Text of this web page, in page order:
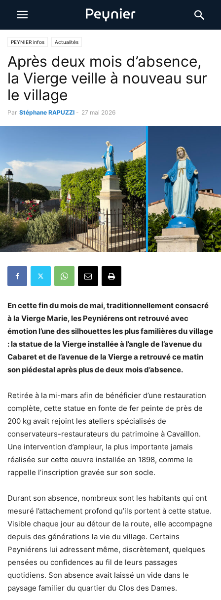
PEYNIER infos Actualités
Après deux mois d’absence,
la Vierge veille à nouveau sur
le village
Par Stéphane RAPUZZI - 27 mai 2026
En cette fin du mois de mai, traditionnellement consacré
à la Vierge Marie, les Peyniérens ont retrouvé avec
émotion l’une des silhouettes les plus familières du village
: la statue de la Vierge installée à l’angle de l’avenue du
Cabaret et de l’avenue de la Vierge a retrouvé ce matin
son piédestal après plus de deux mois d’absence.
Retirée à la mi-mars afin de bénéficier d’une restauration
complète, cette statue en fonte de fer peinte de près de
200 kg avait rejoint les ateliers spécialisés de
conservateurs-restaurateurs du patrimoine à Cavaillon.
Une intervention d’ampleur, la plus importante jamais
réalisée sur cette œuvre installée en 1898, comme le
rappelle l’inscription gravée sur son socle.
Durant son absence, nombreux sont les habitants qui ont
mesuré l’attachement profond qu’ils portent à cette statue.
Visible chaque jour au détour de la route, elle accompagne
depuis des générations la vie du village. Certains
Peyniérens lui adressent même, discrètement, quelques
pensées ou confidences au fil de leurs passages
quotidiens. Son absence avait laissé un vide dans le
paysage familier du quartier du Clos des Dames.